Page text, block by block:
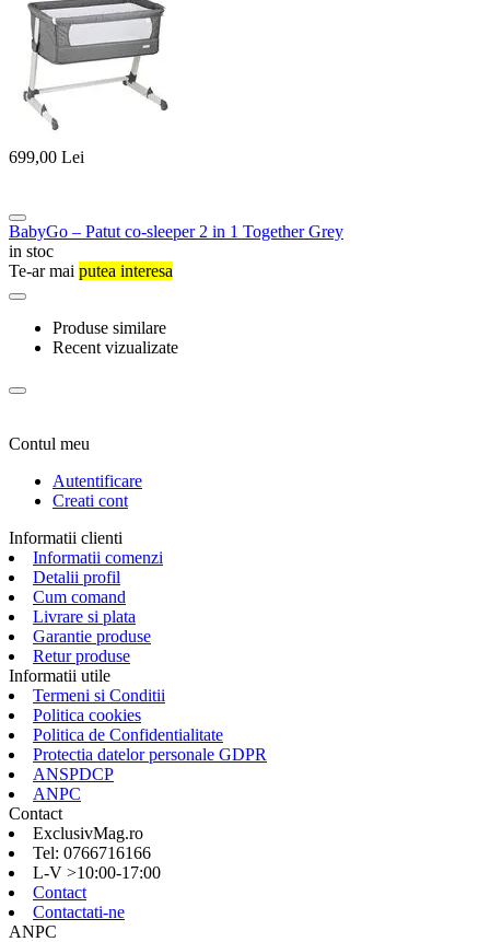
699,00 Lei
BabyGo – Patut co-sleeper 2 in 1 Together Grey
in stoc
Te-ar mai putea interesa
Produse similare
Recent vizualizate
Contul meu
Autentificare
Creati cont
Informatii clienti
Informatii comenzi
Detalii profil
Cum comand
Livrare si plata
Garantie produse
Retur produse
Informatii utile
Termeni si Conditii
Politica cookies
Politica de Confidentialitate
Protectia datelor personale GDPR
ANSPDCP
ANPC
Contact
ExclusivMag.ro
Tel: 0766716166
L-V >10:00-17:00
Contact
Contactati-ne
ANPC